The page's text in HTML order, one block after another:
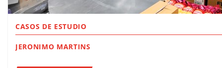
CASOS DE ESTUDIO
JERONIMO MARTINS